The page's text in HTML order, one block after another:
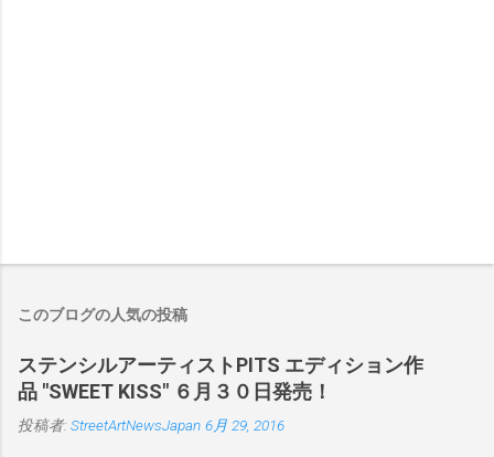
このブログの人気の投稿
ステンシルアーティストPITS エディション作
品 "SWEET KISS" ６月３０日発売！
投稿者: StreetArtNewsJapan 6月 29, 2016